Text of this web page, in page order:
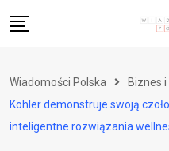
to
Zdrowie i styl życia
Polityka i społeczeństwo
Wiadomości Polska Biznes
Kohler demonstruje swoją
inteligentne rozwiązania